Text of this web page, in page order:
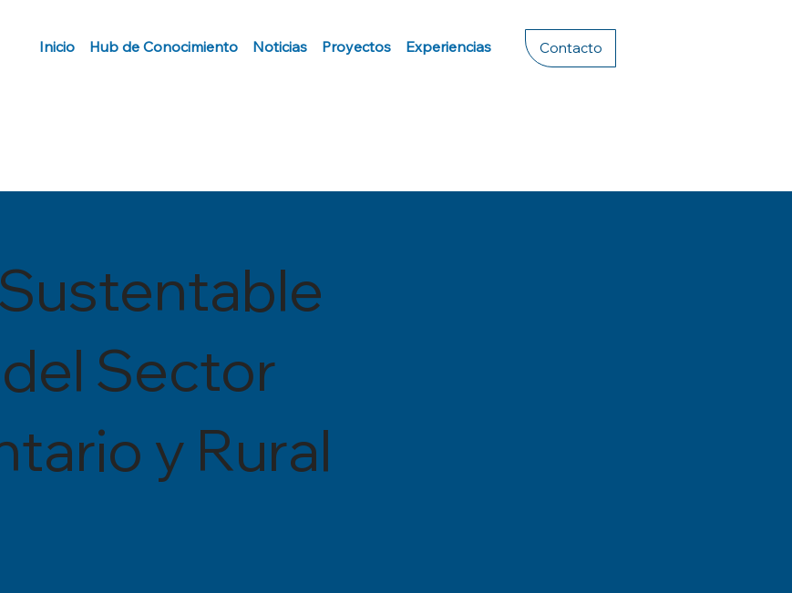
Inicio Hub de Conocimiento Noticias Proyectos Experiencias Contacto
Sector
y Rural